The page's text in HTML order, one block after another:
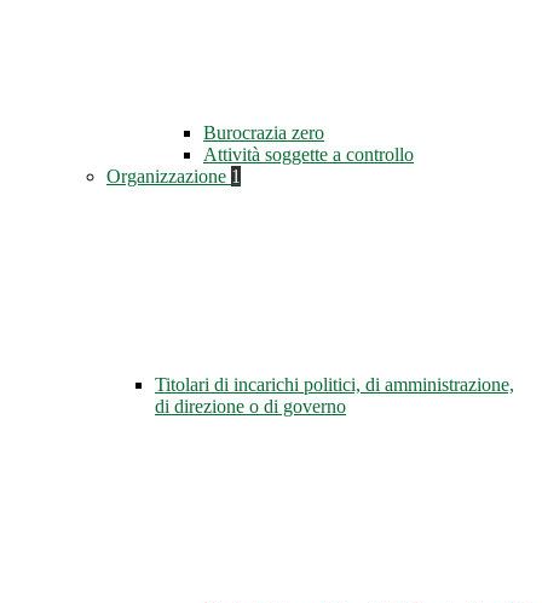
Burocrazia zero
Attività soggette a controllo
Organizzazione 1
Titolari di incarichi politici, di amministrazione,
di direzione o di governo